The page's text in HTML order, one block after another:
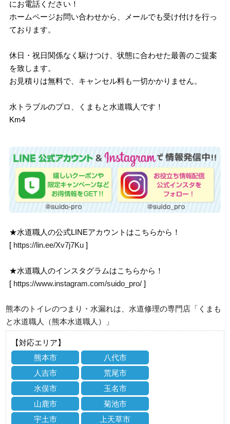
にお電話ください！
ホームページお問い合わせから、メールでも受け付けを行っ
ております。
休日・祝日関係なく駆けつけ、状態に合わせた最善のご提案
を致します。
お見積りは無料で、キャンセル料も一切かかりません。
水トラブルのプロ、くまもと水道職人です！
Km4
★水道職人の公式LINEアカウントはこちらから！
[ https://lin.ee/Xv7j7Ku ]
★水道職人のインスタグラムはこちらから！
[ https://www.instagram.com/suido_pro/ ]
熊本のトイレのつまり・水漏れは、水道修理の専門店「くまも
と水道職人（熊本水道職人）」
【対応エリア】
熊本市
八代市
人吉市
荒尾市
水俣市
玉名市
山鹿市
菊池市
宇土市
上天草市